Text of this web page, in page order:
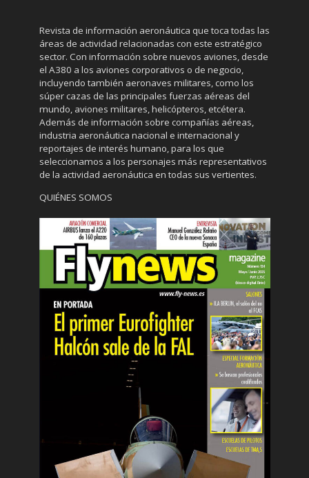
Revista de información aeronáutica que toca todas las
áreas de actividad relacionadas con este estratégico
sector. Con información sobre nuevos aviones, desde
el A380 a los aviones corporativos o de negocio,
incluyendo también aeronaves militares, como los
súper cazas de las principales fuerzas aéreas del
mundo, aviones militares, helicópteros, etcétera.
Además de información sobre compañías aéreas,
industria aeronáutica nacional e internacional y
reportajes de interés humano, para los que
seleccionamos a los personajes más representativos
de la actividad aeronáutica en todas sus vertientes.
QUIÉNES SOMOS